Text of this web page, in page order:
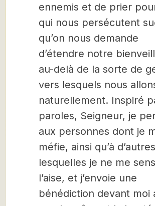
ennemis et de prier
qui nous persécutent
qu’on nous demande
d’étendre notre
au-delà de la sorte de
vers lesquels nous
naturellement. Inspiré
paroles, Seigneur, je
aux personnes dont je
méfie, ainsi qu’à
lesquelles je ne me
l’aise, et j’envoie une
bénédiction devant moi